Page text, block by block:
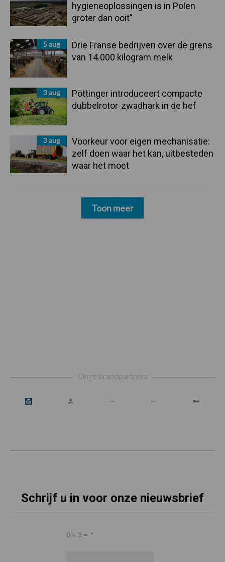
hygieneoplossingen is in Polen
groter dan ooit”
5 aug
Drie Franse bedrijven over de grens
van 14.000 kilogram melk
3 aug
Pöttinger introduceert compacte
dubbelrotor-zwadhark in de hef
3 aug
Voorkeur voor eigen mechanisatie:
zelf doen waar het kan, uitbesteden
waar het moet
Toon meer
Onze brandpartners
Schrijf u in voor onze nieuwsbrief
0 + 3 = *